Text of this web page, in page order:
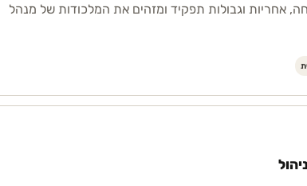
אחריות וגבולות תפקיד ומזהים את המלכודות של מנהל